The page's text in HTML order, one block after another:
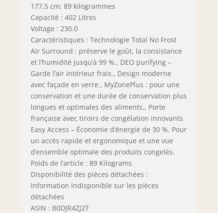
177,5 cm; 89 kilogrammes
Capacité : 402 Litres
Voltage : 230.0
Caractéristiques : Technologie Total No Frost
Air Surround : préserve le goût, la consistance
et l’humidité jusqu’à 99 %., DEO purifying –
Garde l’air intérieur frais., Design moderne
avec façade en verre., MyZonePlus : pour une
conservation et une durée de conservation plus
longues et optimales des aliments., Porte
française avec tiroirs de congélation innovants
Easy Access – Économie d’énergie de 30 %. Pour
un accès rapide et ergonomique et une vue
d’ensemble optimale des produits congelés.
Poids de l’article : 89 Kilograms
Disponibilité des pièces détachées :
Information indisponible sur les pièces
détachées
ASIN : B0DJR4ZJ2T